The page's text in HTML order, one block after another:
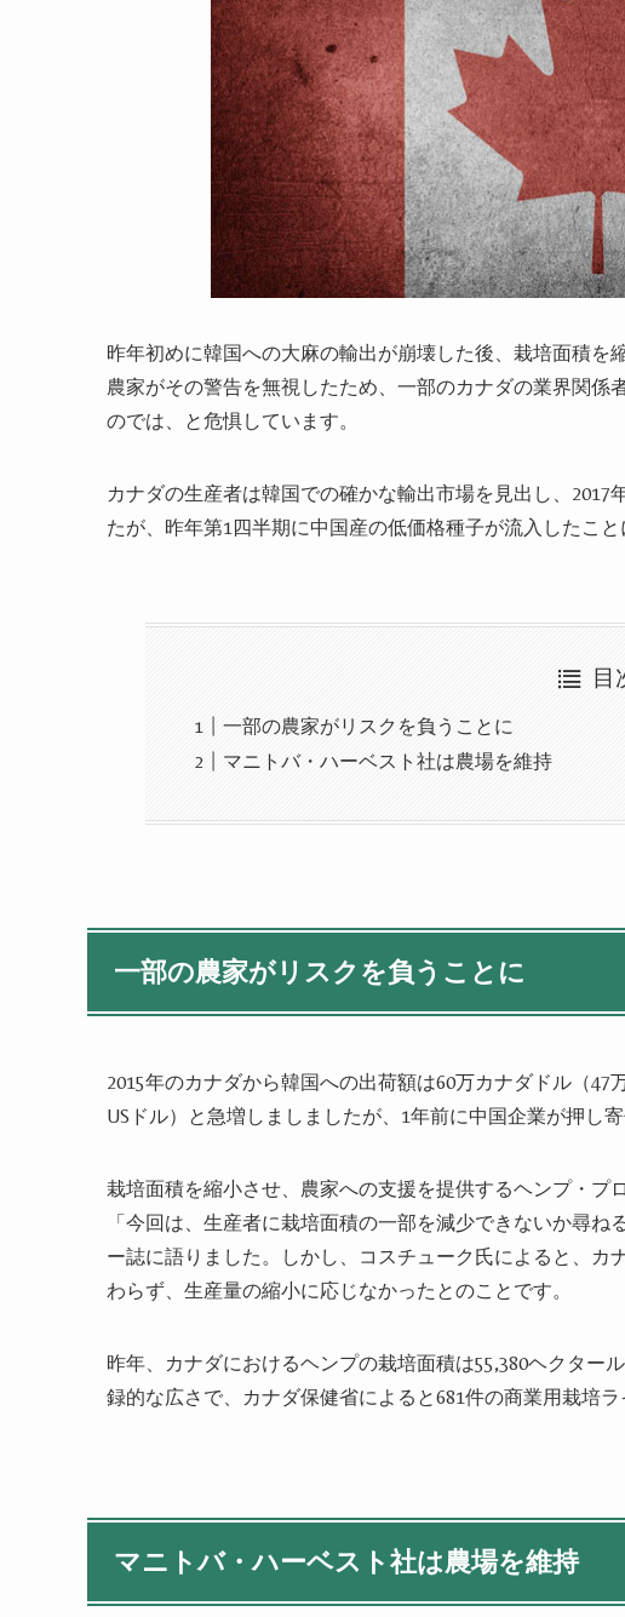
昨年初めに韓国への大麻の輸出が崩壊した後、栽培面積を
農家がその警告を無視したため、 一部のカナダの業界関係
のでは、 と危惧しています。
カナダの生産者は韓国での確かな輸出市場を見出し、
たが、昨年第1四半期に中国産の低価格種子が流入したこと
目
一部の農家がリスクを負うことに
マニトバ・ハーベスト社は農場を維持
一部の農家がリスクを負うことに
2015年のカナダから韓国への出荷額は60万カナダドル（47
USドル）と急増しましましたが、1年前に中国企業が押し寄
栽培面積を縮小させ、農家への支援を提供するヘンプ・プ
「今回は
生産者に栽培面積の一部を減少できないか尋ね
ー誌に語りました。しかし、コスチューク氏によると、カ
わらず、生産量の縮小に応じなかったとのことです。
昨年、カナダにおけるヘンプの栽培面積は55,380ヘクター
録的な広さで、カナダ保健省によると681件の商業用栽培ラ
マニトバ・ハーベスト社は農場を維持